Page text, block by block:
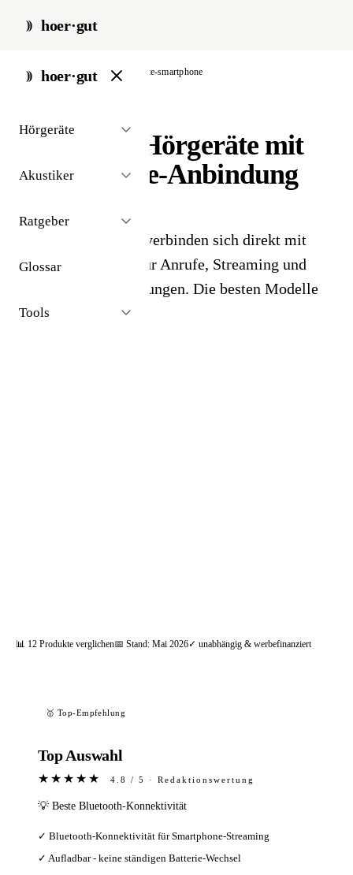
hoer·gut
hoer·gut
Hörgeräte
Akustiker
Ratgeber
Glossar
Tools
start / bauformen hoergeraete-smartphone
Die besten Hörgeräte mit
Smartphone-Anbindung
Moderne Hörgeräte verbinden sich direkt mit
dem Smartphone - für Anrufe, Streaming und
individuelle Einstellungen. Die besten Modelle
2026.
📊 12 Produkte verglichen📅 Stand: Mai 2026✓ unabhängig & werbefinanziert
🥇 Top-Empfehlung
Top Auswahl
★★★★★ 4.8 / 5 · Redaktionswertung
💡 Beste Bluetooth-Konnektivität
✓ Bluetooth-Konnektivität für Smartphone-Streaming
✓ Aufladbar - keine ständigen Batterie-Wechsel